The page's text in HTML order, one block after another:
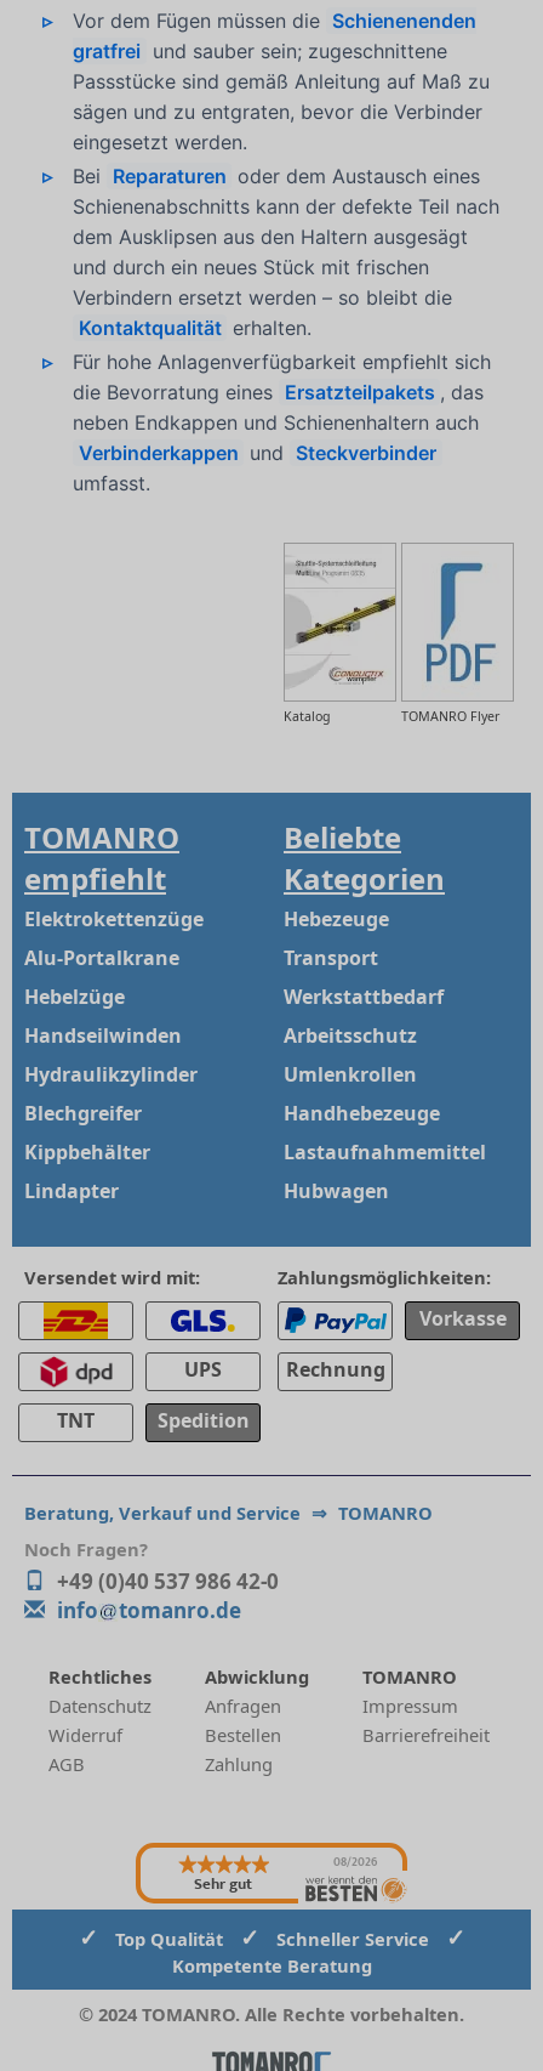
Vor dem Fügen müssen die Schienenenden
gratfrei und sauber sein; zugeschnittene
Passstücke sind gemäß Anleitung auf Maß zu
sägen und zu entgraten, bevor die Verbinder
eingesetzt werden.
Bei Reparaturen oder dem Austausch eines
Schienenabschnitts kann der defekte Teil nach
dem Ausklipsen aus den Haltern ausgesägt
und durch ein neues Stück mit frischen
Verbindern ersetzt werden – so bleibt die
Kontaktqualität erhalten.
Für hohe Anlagenverfügbarkeit empfiehlt sich
die Bevorratung eines Ersatzteilpakets , das
neben Endkappen und Schienenhaltern auch
Verbinderkappen und Steckverbinder
umfasst.
TOMANRO Flyer
Katalog
TOMANRO
empfiehlt
Elektrokettenzüge
Alu-Portalkrane
Hebelzüge
Handseilwinden
Hydraulikzylinder
Blechgreifer
Kippbehälter
Lindapter
Beliebte
Kategorien
Hebezeuge
Transport
Werkstattbedarf
Arbeitsschutz
Umlenkrollen
Handhebezeuge
Lastaufnahmemittel
Hubwagen
Versendet wird mit:
UPS
TNT
Spedition
Zahlungsmöglichkeiten:
Vorkasse
Rechnung
Beratung, Verkauf und Service ⇒ TOMANRO
Noch Fragen?
+49 (0)40 537 986 42-0
info
tomanro.de
Rechtliches
Datenschutz
Widerruf
AGB
Abwicklung
Anfragen
Bestellen
Zahlung
TOMANRO
Impressum
Barrierefreiheit
Sehr gut
08/2026
✓ Top Qualität ✓ Schneller Service ✓
Kompetente Beratung
© 2024 TOMANRO. Alle Rechte vorbehalten.